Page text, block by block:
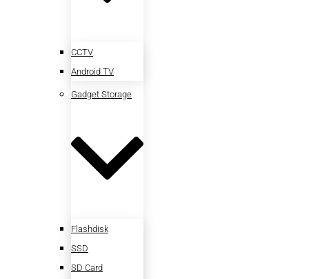
CCTV
Android TV
Gadget Storage
Flashdisk
SSD
SD Card